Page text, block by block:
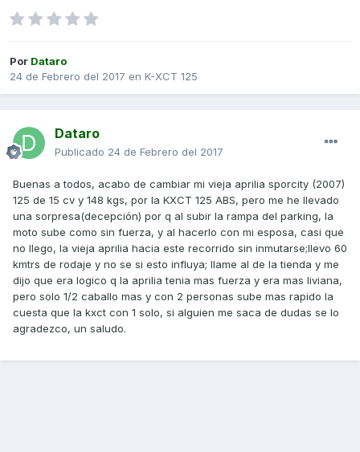
Por Dataro
24 de Febrero del 2017 en K-XCT 125
Dataro
Publicado 24 de Febrero del 2017
Buenas a todos, acabo de cambiar mi vieja aprilia sporcity (2007)
125 de 15 cv y 148 kgs, por la KXCT 125 ABS, pero me he llevado
una sorpresa(decepción) por q al subir la rampa del parking, la
moto sube como sin fuerza, y al hacerlo con mi esposa, casi que
no llego, la vieja aprilia hacia este recorrido sin inmutarse;llevo 60
kmtrs de rodaje y no se si esto influya; llame al de la tienda y me
dijo que era logico q la aprilia tenia mas fuerza y era mas liviana,
pero solo 1/2 caballo mas y con 2 personas sube mas rapido la
cuesta que la kxct con 1 solo, si alguien me saca de dudas se lo
agradezco, un saludo.